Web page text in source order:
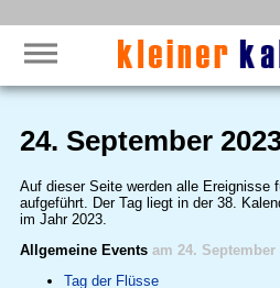
24. September
Auf dieser Seite werden alle Ereignisse
aufgeführt. Der Tag liegt in der 38.
im Jahr 2023.
Allgemeine Events am 24. September
Tag der Flüsse